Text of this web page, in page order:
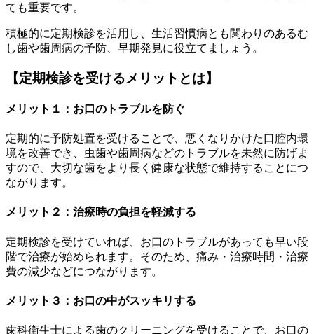
ても重要です。
積極的に定期検診を活用し、生活習慣病とも関わりのあるむ
し歯や歯周病の予防、早期発見に役立てましょう。
【定期検診を受けるメリットとは】
メリット１：お口のトラブルを防ぐ
定期的に予防処置を受けることで、悪くなりかけた口腔内環
境を改善でき、虫歯や歯周病などのトラブルを未然に防げま
すので、大切な歯をより長く健康な状態で維持することにつ
ながります。
メリット２：治療時の負担を軽減する
定期検診を受けていれば、お口のトラブルがあっても早い段
階で治療が始められます。そのため、痛み・治療時間・治療
費の減少などにつながります。
メリット３：お口の中がスッキリする
歯科衛生士による歯のクリーニングを受けることで、お口の